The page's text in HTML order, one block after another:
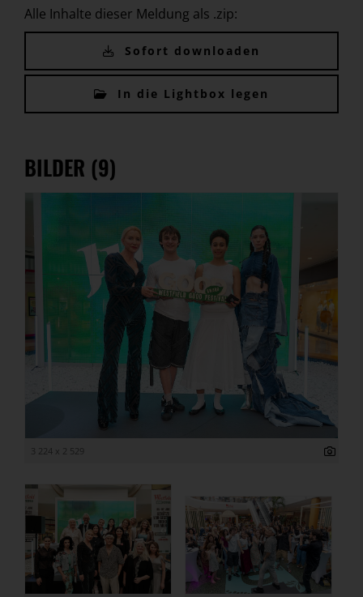
Alle Inhalte dieser Meldung als .zip:
Sofort downloaden
In die Lightbox legen
BILDER (9)
3 224 x 2 529